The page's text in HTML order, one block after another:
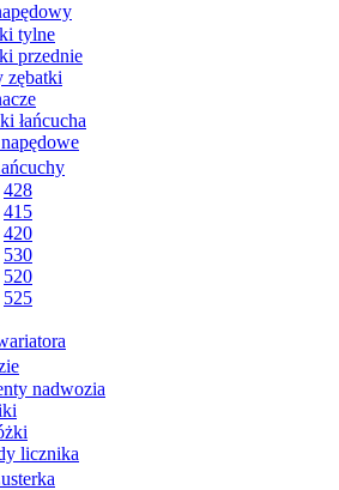
tylne
przednie
zębatki
łańcucha
428
415
420
530
520
525
nadwozia
licznika